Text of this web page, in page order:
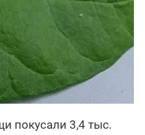
покусали 3,4 тыс.